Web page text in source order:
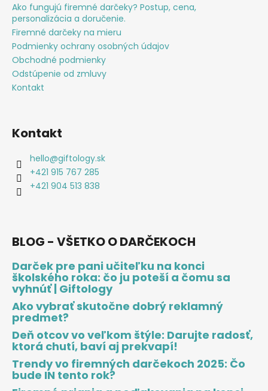
Ako fungujú firemné darčeky? Postup, cena,
personalizácia a doručenie.
Firemné darčeky na mieru
Podmienky ochrany osobných údajov
Obchodné podmienky
Odstúpenie od zmluvy
Kontakt
Kontakt
hello@giftology.sk
+421 915 767 285
+421 904 513 838
BLOG - VŠETKO O DARČEKOCH
Darček pre pani učiteľku na konci
školského roka: čo ju poteší a čomu sa
vyhnúť | Giftology
Ako vybrať skutočne dobrý reklamný
predmet?
Deň otcov vo veľkom štýle: Darujte radosť,
ktorá chutí, baví aj prekvapí!
Trendy vo firemných darčekoch 2025: Čo
bude IN tento rok?